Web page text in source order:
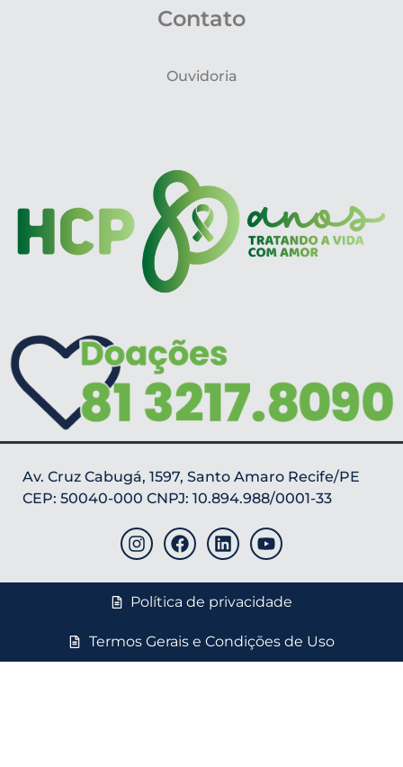
Contato
Ouvidoria
Av. Cruz Cabugá, 1597, Santo Amaro Recife/PE
CEP: 50040-000 CNPJ: 10.894.988/0001-33
Política de privacidade
Termos Gerais e Condições de Uso